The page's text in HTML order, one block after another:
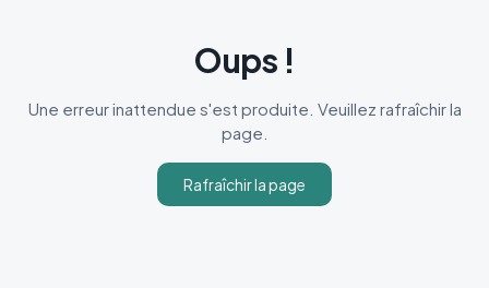
Oups !
Une erreur inattendue s'est produite. Veuillez rafraîchir la
page.
Rafraîchir la page